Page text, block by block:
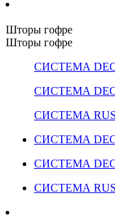
Шторы гофре
Шторы гофре
СИСТЕМА
СИСТЕМА
СИСТЕМА
СИСТЕМА
СИСТЕМА
СИСТЕМА